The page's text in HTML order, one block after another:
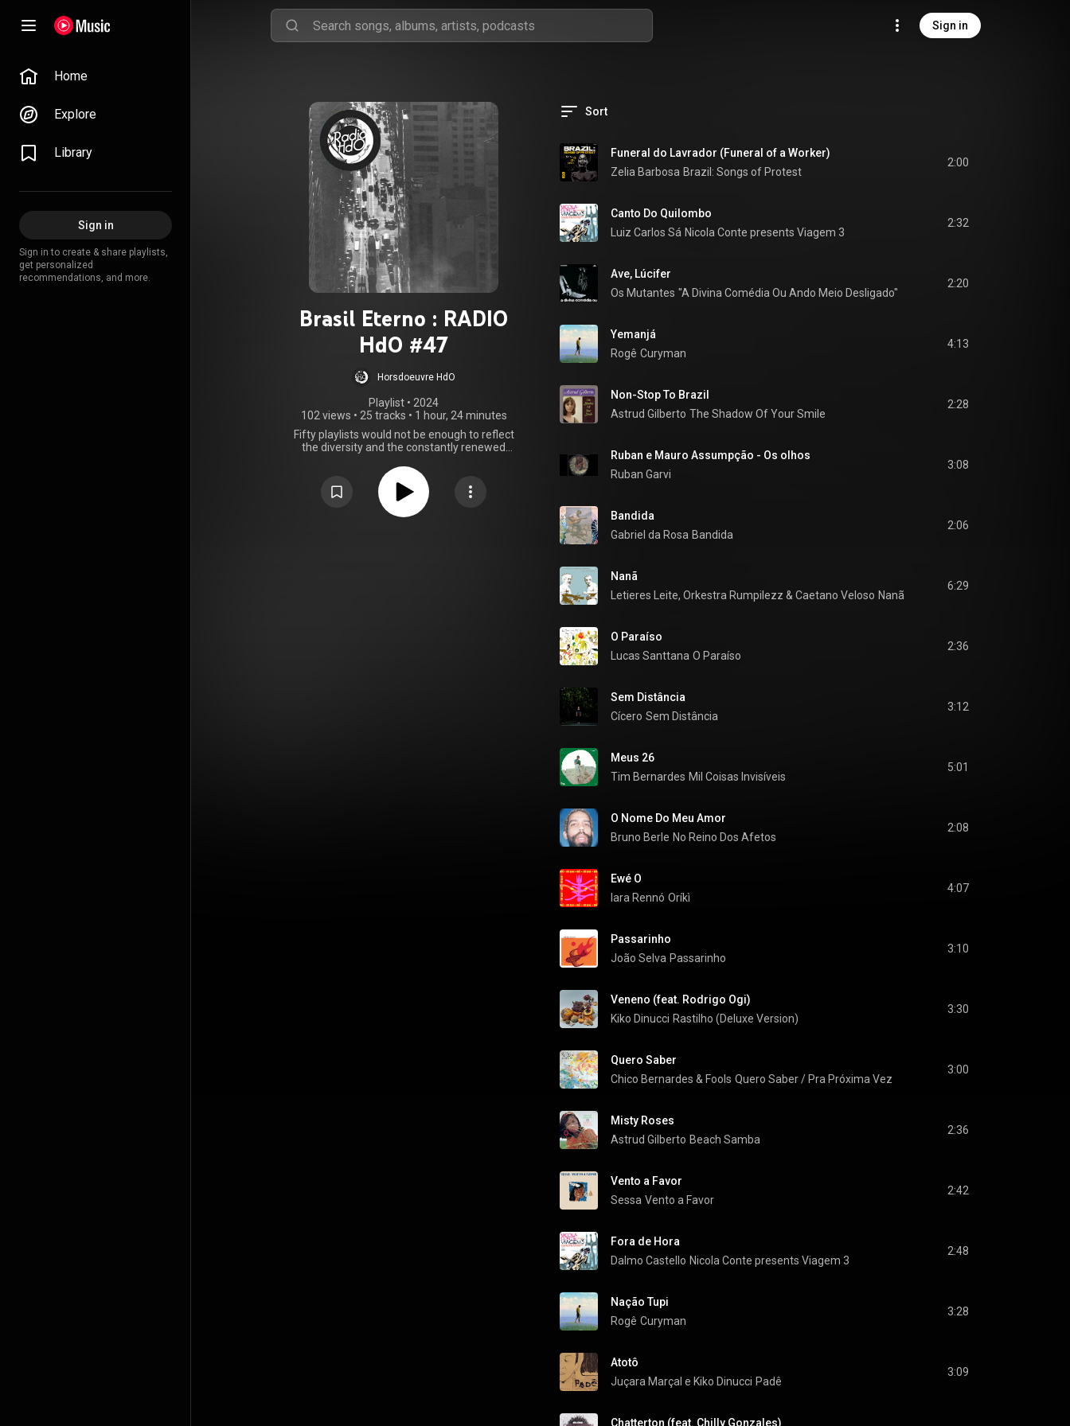
Sign in
Home
Explore
Library
Sign in
Sign in to create & share playlists,
get personalized
recommendations, and more.
Brasil Eterno : RADIO
HdO #47
Horsdoeuvre HdO
Playlist • 2024
102 views • 25 tracks • 1 hour, 24 minutes
Fifty playlists would not be enough to reflect
the diversity and the constantly renewed
pleasure is so great that we can't resist
offering you one of our new selections.
Between Bossa Nova, Tropicalism and
modernity, and as a - discreet - homage to
Sort
Funeral do Lavrador (Funeral of a Worker)
Zelia Barbosa Brazil: Songs of Protest
2:00
Canto Do Quilombo
Luiz Carlos Sá Nicola Conte presents Viagem 3
2:32
Ave, Lúcifer
Os Mutantes "A Divina Comédia Ou Ando Meio Desligado"
2:20
Yemanjá
Rogê Curyman
4:13
Non-Stop To Brazil
Astrud Gilberto The Shadow Of Your Smile
2:28
Ruban e Mauro Assumpção - Os olhos
Ruban Garvi
3:08
Bandida
Gabriel da Rosa Bandida
2:06
Nanã
Letieres Leite, Orkestra Rumpilezz & Caetano Veloso Nanã
6:29
O Paraíso
Lucas Santtana O Paraíso
2:36
Sem Distância
Cícero Sem Distância
3:12
Meus 26
Tim Bernardes Mil Coisas Invisíveis
5:01
O Nome Do Meu Amor
Bruno Berle No Reino Dos Afetos
2:08
Ewé O
Iara Rennó Oríkì
4:07
Passarinho
João Selva Passarinho
3:10
Veneno (feat. Rodrigo Ogi)
Kiko Dinucci Rastilho (Deluxe Version)
3:30
Quero Saber
Chico Bernardes & Fools Quero Saber / Pra Próxima Vez
3:00
Misty Roses
Astrud Gilberto Beach Samba
2:36
Vento a Favor
Sessa Vento a Favor
2:42
Fora de Hora
Dalmo Castello Nicola Conte presents Viagem 3
2:48
Nação Tupi
Rogê Curyman
3:28
Atotô
Juçara Marçal e Kiko Dinucci Padê
3:09
Chatterton (feat. Chilly Gonzales)